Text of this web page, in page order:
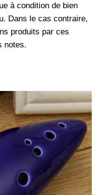
à condition de bien
Dans le cas contraire,
produits par ces
notes.